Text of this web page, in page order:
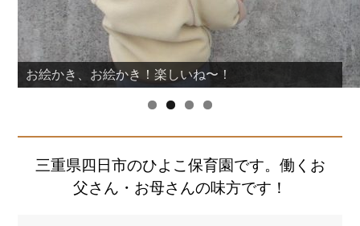
お絵かき、お絵かき！楽しいね〜！
三重県四日市のひよこ保育園です。働くお
父さん・お母さんの味方です！